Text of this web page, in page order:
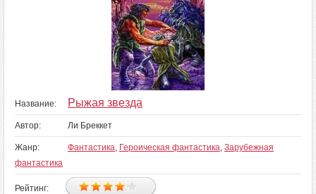
Название: Рыжая звезда
Автор: Ли Бреккет
Жанр: Фантастика, Героическая фантастика, Зарубежная
фантастика
Рейтинг: